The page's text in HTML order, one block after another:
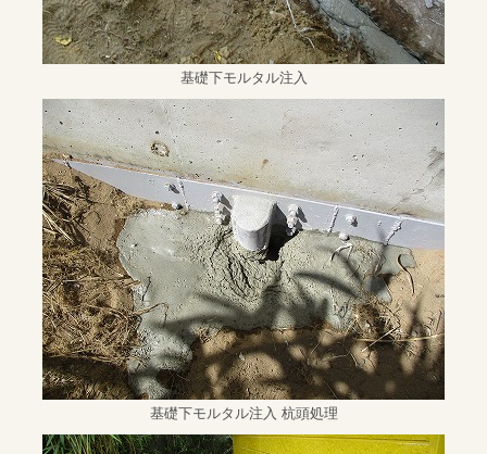
基礎下モルタル注入
基礎下モルタル注入 杭頭処理